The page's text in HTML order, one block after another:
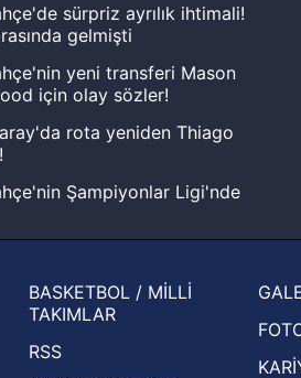
sürpriz ayrılık ihtimali!
gelmişti
yeni transferi Mason
için olay sözler!
rota yeniden Thiago
Şampiyonlar Ligi'nde
elerlerse...
gündem olan manşetler!
UEFA Avrupa Ligi'nde 3. Ön
muhtemel rakipleri belli oldu!
BASKETBOL / MİLLİ
TAKIMLAR
RSS